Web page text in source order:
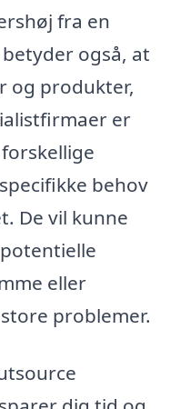
fra en
også, at
og produkter,
er
behov
De vil kunne
eller
problemer.